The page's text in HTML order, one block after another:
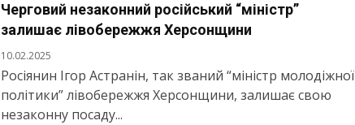
Черговий незаконний російський “міністр”
залишає лівобережжя Херсонщини
10.02.2025
Росіянин Ігор Астранін, так званий “міністр молодіжної
політики” лівобережжя Херсонщини, залишає свою
незаконну посаду...